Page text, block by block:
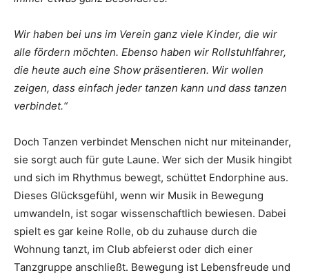
Wir haben bei uns im Verein ganz viele Kinder, die wir
alle fördern möchten. Ebenso haben wir Rollstuhlfahrer,
die heute auch eine Show präsentieren. Wir wollen
zeigen, dass einfach jeder tanzen kann und dass tanzen
verbindet.“
Doch Tanzen verbindet Menschen nicht nur miteinander,
sie sorgt auch für gute Laune. Wer sich der Musik hingibt
und sich im Rhythmus bewegt, schüttet Endorphine aus.
Dieses Glücksgefühl, wenn wir Musik in Bewegung
umwandeln, ist sogar wissenschaftlich bewiesen. Dabei
spielt es gar keine Rolle, ob du zuhause durch die
Wohnung tanzt, im Club abfeierst oder dich einer
Tanzgruppe anschließt. Bewegung ist Lebensfreude und